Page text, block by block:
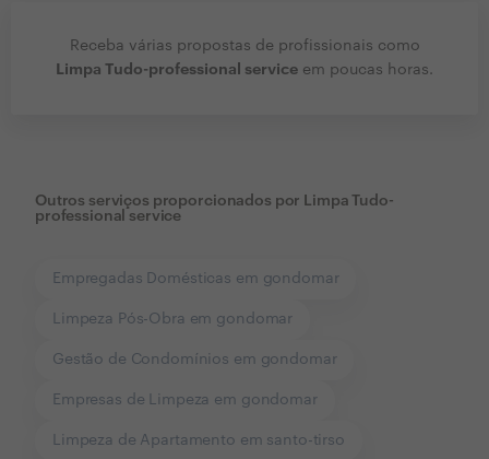
Receba várias propostas de profissionais como
Limpa Tudo-professional service em poucas horas.
Outros serviços proporcionados por Limpa Tudo-
professional service
Empregadas Domésticas em gondomar
Limpeza Pós-Obra em gondomar
Gestão de Condomínios em gondomar
Empresas de Limpeza em gondomar
Limpeza de Apartamento em santo-tirso